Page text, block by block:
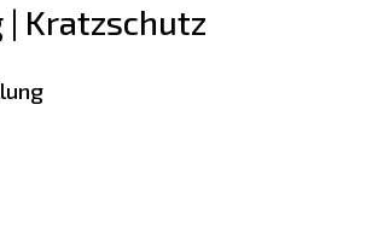
Kratzschutz